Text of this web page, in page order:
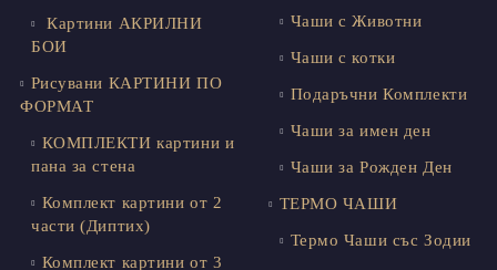
Картини АКРИЛНИ
БОИ
Рисувани КАРТИНИ ПО
ФОРМАТ
КОМПЛЕКТИ картини и
пана за стена
Комплект картини от 2
части (Диптих)
Комплект картини от 3
Чаши с Животни
Чаши с котки
Подаръчни Комплекти
Чаши за имен ден
Чаши за Рожден Ден
ТЕРМО ЧАШИ
Термо Чаши със Зодии